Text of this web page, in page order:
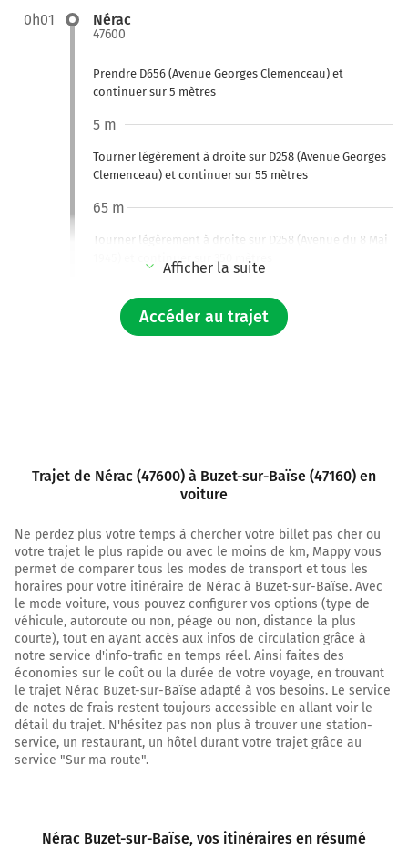
0h01 Nérac
47600
Prendre D656 (Avenue Georges Clemenceau) et
continuer sur 5 mètres
Tourner légèrement à droite sur D258 (Avenue Georges
Clemenceau) et continuer sur 55 mètres
5 m
Tourner légèrement à droite sur D258 (Avenue du 8 Mai
1945) et continuer sur 350 mètres
65 m
Au rond-point, prendre la 2ème sortie sur D258
Continuer Rue de Bréchan sur 140 mètres
Tourner à gauche sur Route de Vincens et continuer sur
2,6 kilomètres
Tourner à gauche sur Route de Brousteau et continuer
sur 800 mètres
7,7 km
Tourner à gauche sur D930 (Lagatère) et continuer sur
40 mètres
8,5 km
Afficher la suite
Accéder au trajet
Trajet de Nérac (47600) à Buzet-sur-Baïse (47160) en
voiture
Ne perdez plus votre temps à chercher votre billet pas cher ou
votre trajet le plus rapide ou avec le moins de km, Mappy vous
permet de comparer tous les modes de transport et tous les
horaires pour votre itinéraire de Nérac à Buzet-sur-Baïse. Avec
le mode voiture, vous pouvez configurer vos options (type de
véhicule, autoroute ou non, péage ou non, distance la plus
courte), tout en ayant accès aux infos de circulation grâce à
notre service d'info-trafic en temps réel. Ainsi faites des
économies sur le coût ou la durée de votre voyage, en trouvant
le trajet Nérac Buzet-sur-Baïse adapté à vos besoins. Le service
de notes de frais restent toujours accessible en allant voir le
détail du trajet. N'hésitez pas non plus à trouver une station-
service, un restaurant, un hôtel durant votre trajet grâce au
service "Sur ma route".
Nérac Buzet-sur-Baïse, vos itinéraires en résumé